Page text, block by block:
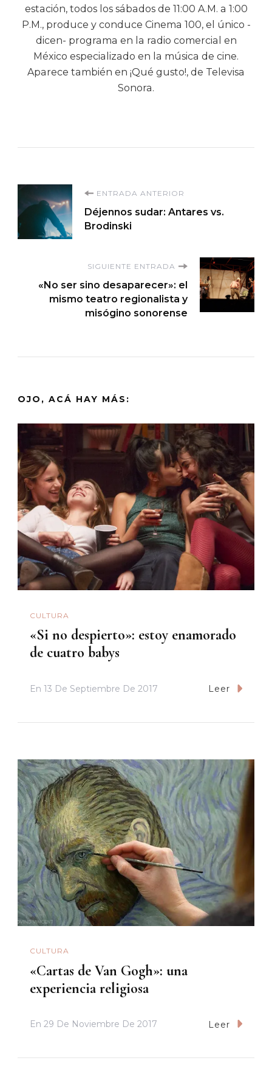
estación, todos los sábados de 11:00 A.M. a 1:00
P.M., produce y conduce Cinema 100, el único -
dicen- programa en la radio comercial en
México especializado en la música de cine.
Aparece también en ¡Qué gusto!, de Televisa
Sonora.
Navegación
de
entradas
ENTRADA ANTERIOR
Déjennos sudar: Antares vs.
Brodinski
SIGUIENTE ENTRADA
«No ser sino desaparecer»: el
mismo teatro regionalista y
misógino sonorense
OJO, ACÁ HAY MÁS:
CULTURA
«Si no despierto»: estoy enamorado
de cuatro babys
En 13 De Septiembre De 2017 Leer
CULTURA
«Cartas de Van Gogh»: una
experiencia religiosa
En 29 De Noviembre De 2017 Leer